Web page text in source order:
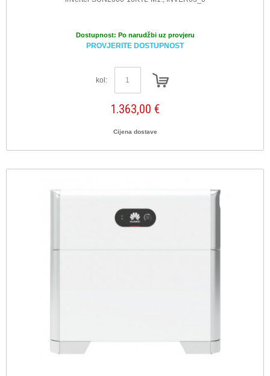
Dostupnost: Po narudžbi uz provjeru
PROVJERITE DOSTUPNOST
kol:
1.363,00 €
Cijena dostave